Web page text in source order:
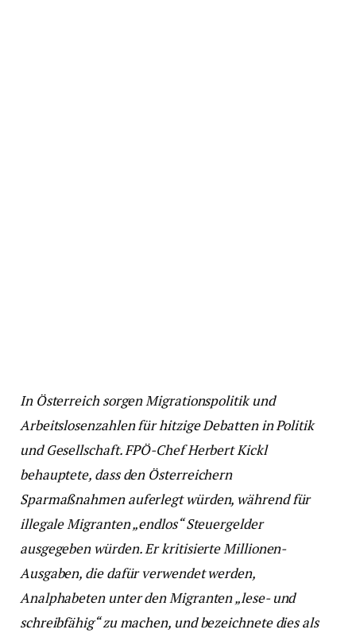
In Österreich sorgen Migrationspolitik und
Arbeitslosenzahlen für hitzige Debatten in Politik
und Gesellschaft. FPÖ-Chef Herbert Kickl
behauptete, dass den Österreichern
Sparmaßnahmen auferlegt würden, während für
illegale Migranten „endlos“ Steuergelder
ausgegeben würden. Er kritisierte Millionen-
Ausgaben, die dafür verwendet werden,
Analphabeten unter den Migranten „lese- und
schreibfähig“ zu machen, und bezeichnete dies als